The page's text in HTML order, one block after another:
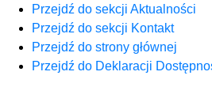
Przejdź do sekcji Aktualności
Przejdź do sekcji Kontakt
Przejdź do strony głównej
Przejdź do Deklaracji